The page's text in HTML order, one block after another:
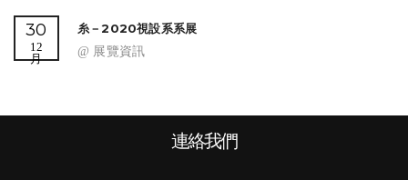
30
12
月
糸－2020視設系系展
@ 展覽資訊
連絡我們